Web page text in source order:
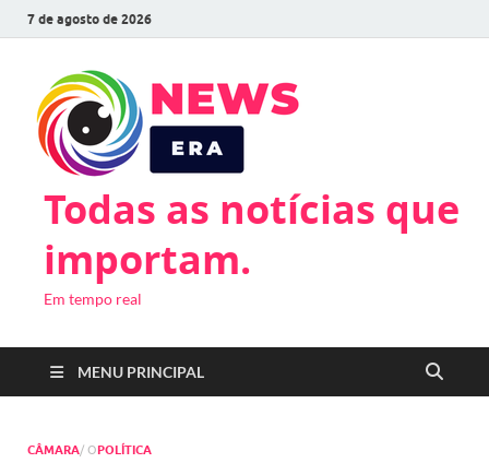
7 de agosto de 2026
Todas as notícias que
importam.
Em tempo real
MENU PRINCIPAL
CÂMARA/ OPOLÍTICA